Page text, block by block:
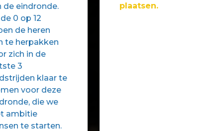
de eindronde.
0 op 12
de heren
te herpakken
zich in de
3
klaar te
voor deze
die we
ambitie
te starten.
plaatsen.